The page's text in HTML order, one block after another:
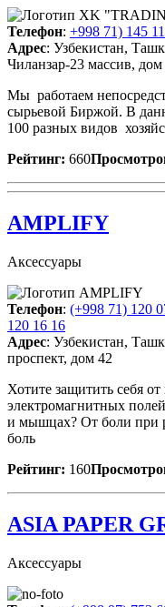
Телефон: +998 71) 145
Адрес: Узбекистан,
Чиланзар-23 массив, дом
Мы работаем
сырьевой Биржой. В
100 разных видов
Рейтинг: 660
AMPLIFY
Аксессуары
Телефон: (+998 71) 120
120 16 16
Адрес: Узбекистан,
проспект, дом 42
Хотите защитить себя
электромагнитных
и мышцах? От боли при
боль
Рейтинг: 160
ASIA PAPER
Аксессуары